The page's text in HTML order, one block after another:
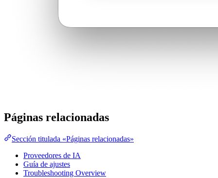
Páginas relacionadas
Sección titulada «Páginas relacionadas»
Proveedores de IA
Guía de ajustes
Troubleshooting Overview